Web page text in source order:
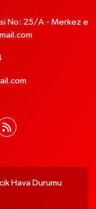
No: 25/A - Merkez e
Hava Durumu